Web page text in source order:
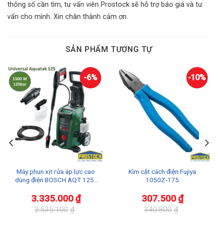
thông số cần tìm, tư vấn viên Prostock sẽ hỗ trợ báo giá và tư
vấn cho mình. Xin chân thành cảm ơn.
SẢN PHẨM TƯƠNG TỰ
-6%
Máy phun xịt rửa áp lực cao
dùng điện BOSCH AQT 125 |
3.535.100 ₫
3.335.000₫
-10%
Kìm cắt cách điện Fujiya
1050Z-175
340.800 ₫
307.500₫